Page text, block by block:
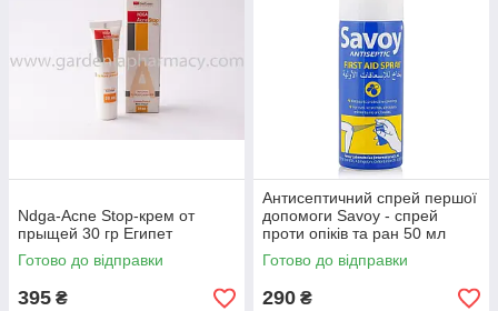
Ndga-Acne Stop-крем от
прыщей 30 гр Египет
Готово до відправки
395 ₴
Антисептичний спрей першої
допомоги Savoy - спрей
проти опіків та ран 50 мл
Готово до відправки
290 ₴